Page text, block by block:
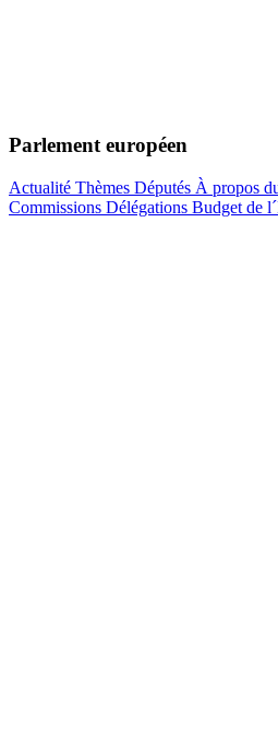
Parlement européen
Actualité Thèmes Députés À propos
Commissions Délégations Budget de